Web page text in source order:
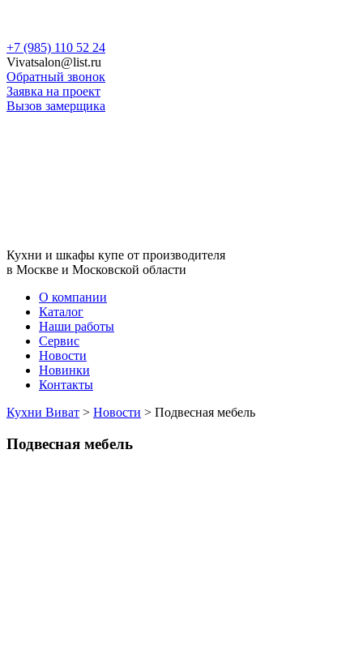
Skip
to
content
+7 (985) 110 52 24
Vivatsalon@list.ru
Обратный звонок
Заявка на проект
Вызов замерщика
Кухни и шкафы купе от производителя
в Москве и Московской области
О компании
Каталог
Наши работы
Сервис
Новости
Новинки
Контакты
Кухни Виват > Новости > Подвесная мебель
Подвесная мебель